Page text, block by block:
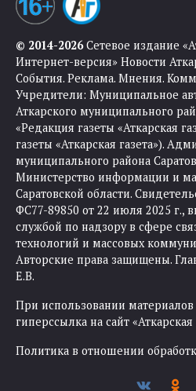
© 2014-2026Сетевое издание
Интернет-версия» Новости
События. Реклама. Мнения.
Учредители: Муниципальное
Аткарского муниципального
«Редакция газеты «Аткарская
газеты «Аткарская газета»).
муниципального района
Министерство информации и
Саратовской области.
ФС77-89850 от 22 июля 2025 г.,
службой по надзору в сфере
технологий и массовых
Авторские права защищены.
Е.В.
При использовании материалов
гиперссылка на сайт «Аткарская
Политика в отношении